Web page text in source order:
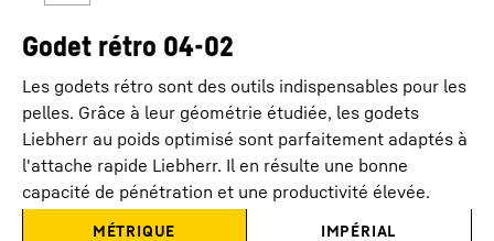
Godet rétro 04-02
Les godets rétro sont des outils indispensables pour les
pelles. Grâce à leur géométrie étudiée, les godets
Liebherr au poids optimisé sont parfaitement adaptés à
l'attache rapide Liebherr. Il en résulte une bonne
capacité de pénétration et une productivité élevée.
MÉTRIQUE IMPÉRIAL